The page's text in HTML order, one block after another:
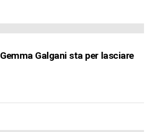
Galgani sta per lasciare